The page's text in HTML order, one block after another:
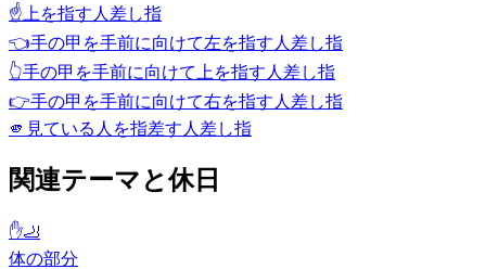
☝️ 上を指す人差し指
👈手の甲を手前に向けて左を指す人差し指
👆手の甲を手前に向けて上を指す人差し指
👉手の甲を手前に向けて右を指す人差し指
🫵 見ている人を指差す人差し指
関連テーマと休日
✋🦶
体の部分